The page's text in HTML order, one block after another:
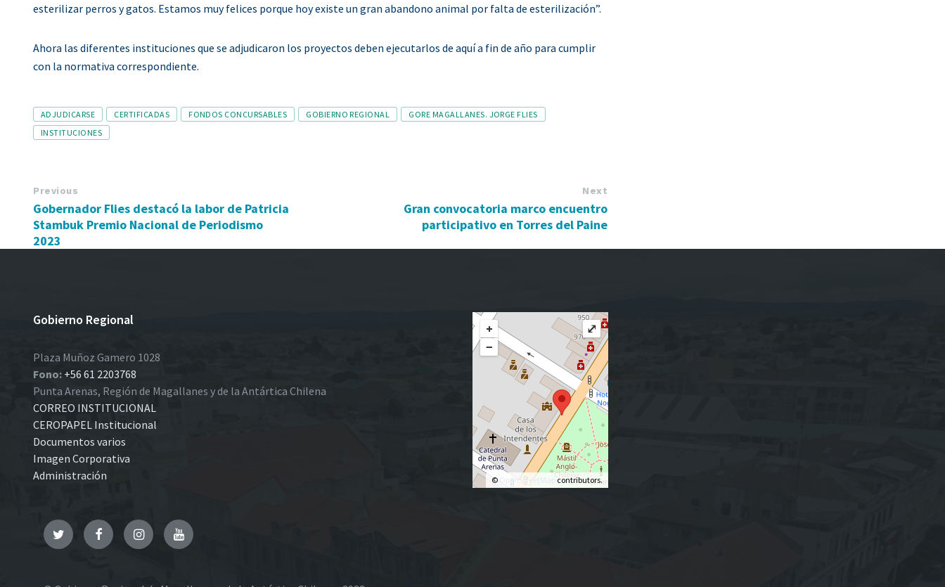
esterilizar perros y gatos. Estamos muy felices porque hoy existe un gran abandono animal por falta de esterilización”.
Ahora las diferentes instituciones que se adjudicaron los proyectos deben ejecutarlos de aquí a fin de año para cumplir
con la normativa correspondiente.
Tags
ADJUDICARSE CERTIFICADAS FONDOS CONCURSABLES GOBIERNO REGIONAL
GORE MAGALLANES. JORGE FLIES
INSTITUCIONES
Previous
Gobernador Flies destacó la labor de Patricia
Stambuk Premio Nacional de Periodismo
2023
Next
Gran convocatoria marco encuentro
participativo en Torres del Paine
Gobierno Regional
Plaza Muñoz Gamero 1028
Fono: +56 61 2203768
Punta Arenas, Región de Magallanes y de la Antártica Chilena
CORREO INSTITUCIONAL
CEROPAPEL Institucional
Documentos varios
Imagen Corporativa
Administración
+
−
© OpenStreetMapcontributors.
⤢
TwitterFacebookInstagramYouTube